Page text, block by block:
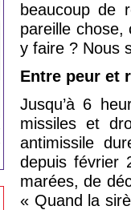
beaucoup de
pareille chose,
y faire ? Nous
Entre peur et
Jusqu’à 6
missiles et
antimissile
depuis février
marées, de
« Quand la